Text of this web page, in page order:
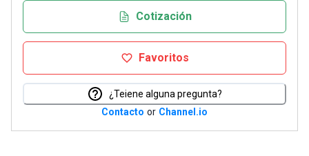
Cotización
Favoritos
¿Teiene alguna pregunta?
Contacto or Channel.io